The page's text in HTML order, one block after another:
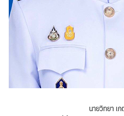
นายวิทยา เ